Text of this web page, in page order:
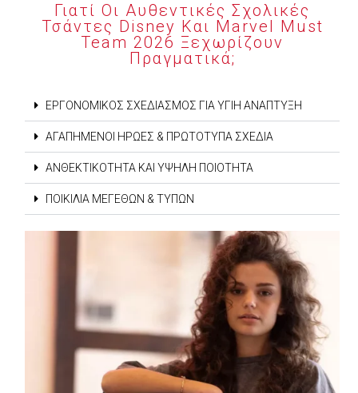
Γιατί Οι Αυθεντικές Σχολικές
Τσάντες Disney Και Marvel Must
Team 2026 Ξεχωρίζουν
Πραγματικά;
ΕΡΓΟΝΟΜΙΚΌΣ ΣΧΕΔΙΑΣΜΌΣ ΓΙΑ ΥΓΙΉ ΑΝΆΠΤΥΞΗ
ΑΓΑΠΗΜΈΝΟΙ ΉΡΩΕΣ & ΠΡΩΤΌΤΥΠΑ ΣΧΈΔΙΑ
ΑΝΘΕΚΤΙΚΌΤΗΤΑ ΚΑΙ ΥΨΗΛΉ ΠΟΙΌΤΗΤΑ
ΠΟΙΚΙΛΊΑ ΜΕΓΕΘΏΝ & ΤΎΠΩΝ